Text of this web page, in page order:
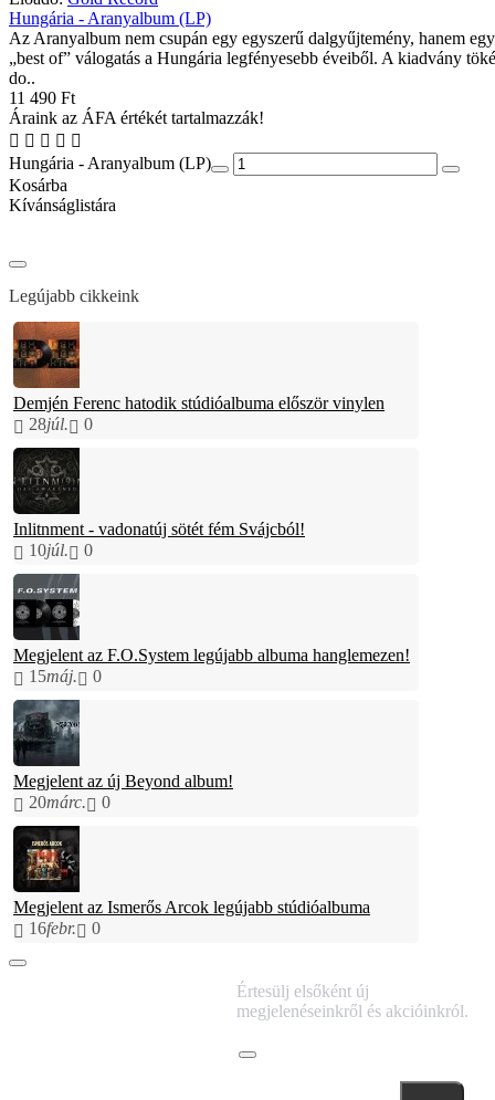
Hungária - Aranyalbum (LP)
Az Aranyalbum nem csupán egy egyszerű dalgyűjtemény, hanem
„best of” válogatás a Hungária legfényesebb éveiből. A kiadvány
do..
11 490 Ft
Áraink az ÁFA értékét tartalmazzák!
Hungária - Aranyalbum (LP)
Kosárba
Kívánságlistára
Legújabb cikkeink
Demjén Ferenc hatodik stúdióalbuma először vinylen
28júl. 0
Inlitnment - vadonatúj sötét fém Svájcból!
10júl. 0
Megjelent az F.O.System legújabb albuma hanglemezen!
15máj. 0
Megjelent az új Beyond album!
20márc. 0
Megjelent az Ismerős Arcok legújabb stúdióalbuma
16febr. 0
Értesülj elsőként új
megjelenéseinkről és akcióinkról.